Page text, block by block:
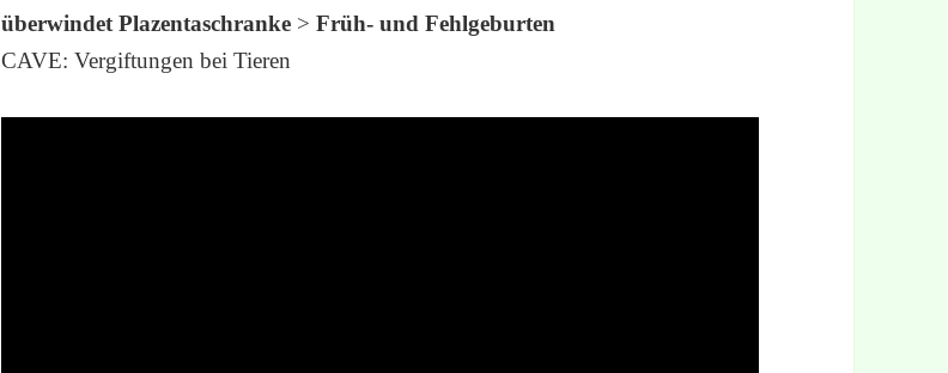
überwindet Plazentaschranke >Früh- und Fehlgeburten
CAVE: Vergiftungen bei Tieren